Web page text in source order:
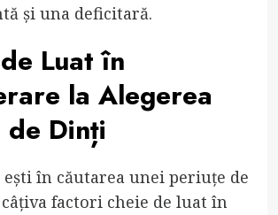
și una deficitară.
Luat în
la Alegerea
de Dinți
în căutarea unei periuțe de
factori cheie de luat în